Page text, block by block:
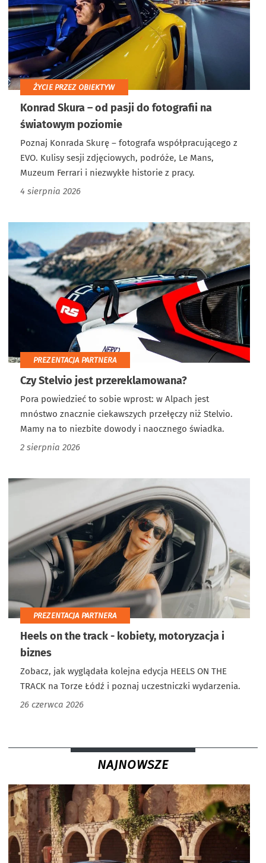
ŻYCIE PRZEZ OBIEKTYW
Konrad Skura – od pasji do fotografii na
światowym poziomie
Poznaj Konrada Skurę – fotografa współpracującego z
EVO. Kulisy sesji zdjęciowych, podróże, Le Mans,
Muzeum Ferrari i niezwykłe historie z pracy.
4 sierpnia 2026
PREZENTACJA PARTNERA
Czy Stelvio jest przereklamowana?
Pora powiedzieć to sobie wprost: w Alpach jest
mnóstwo znacznie ciekawszych przełęczy niż Stelvio.
Mamy na to niezbite dowody i naocznego świadka.
2 sierpnia 2026
PREZENTACJA PARTNERA
Heels on the track - kobiety, motoryzacja i
biznes
Zobacz, jak wyglądała kolejna edycja HEELS ON THE
TRACK na Torze Łódź i poznaj uczestniczki wydarzenia.
26 czerwca 2026
NAJNOWSZE